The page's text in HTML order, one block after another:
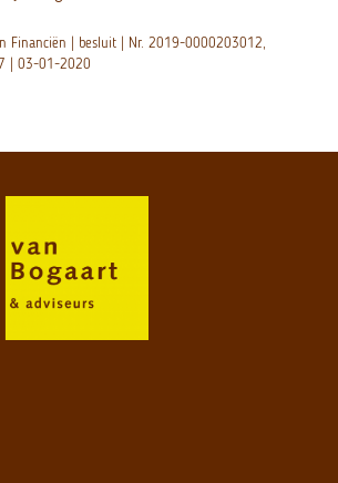
Financiën | besluit | Nr. 2019-0000203012,
| 03-01-2020